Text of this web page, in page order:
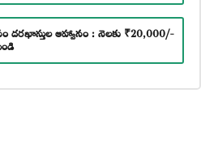
దరఖాస్తుల ఆహ్వానం : నెలకు ₹20,000/-